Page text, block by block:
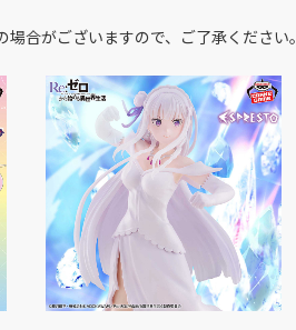
合がございますので、ご了承ください。